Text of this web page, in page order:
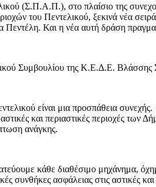
(Σ.Π.Α.Π.), στο πλαίσιο της
του Πεντελικού, ξεκινά νέα
Και η νέα αυτή δράση
Συμβουλίου της Κ.Ε.Δ.Ε. Βλάσσης
είναι μια προσπάθεια
και περιαστικές περιοχές
ανάγκης.
κάθε διαθέσιμο μηχάνημα,
ασφάλειας στις αστικές και